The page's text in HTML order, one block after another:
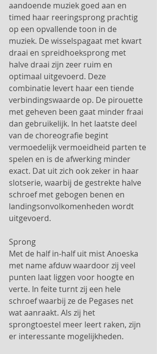
aandoende muziek goed aan en
timed haar reeringsprong prachtig
op een opvallende toon in de
muziek. De wisselspagaat met kwart
draai en spreidhoeksprong met
halve draai zijn zeer ruim en
optimaal uitgevoerd. Deze
combinatie levert haar een tiende
verbindingswaarde op. De pirouette
met geheven been gaat minder fraai
dan gebruikelijk. In het laatste deel
van de choreografie begint
vermoedelijk vermoeidheid parten te
spelen en is de afwerking minder
exact. Dat uit zich ook zeker in haar
slotserie, waarbij de gestrekte halve
schroef met gebogen benen en
landingsonvolkomenheden wordt
uitgevoerd.
Sprong
Met de half in-half uit mist Anoeska
met name afduw waardoor zij veel
punten laat liggen voor hoogte en
verte. In feite turnt zij een hele
schroef waarbij ze de Pegases net
wat aanraakt. Als zij het
sprongtoestel meer leert raken, zijn
er interessante mogelijkheden.